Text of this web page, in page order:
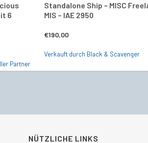
6
Partner
Standalone Ship – MISC
MIS – IAE 2950
€190,00
Verkauft durch Black & Scavenger
NÜTZLICHE LINKS